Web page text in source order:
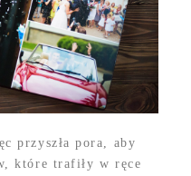
przyszła pora, aby
które trafiły w ręce